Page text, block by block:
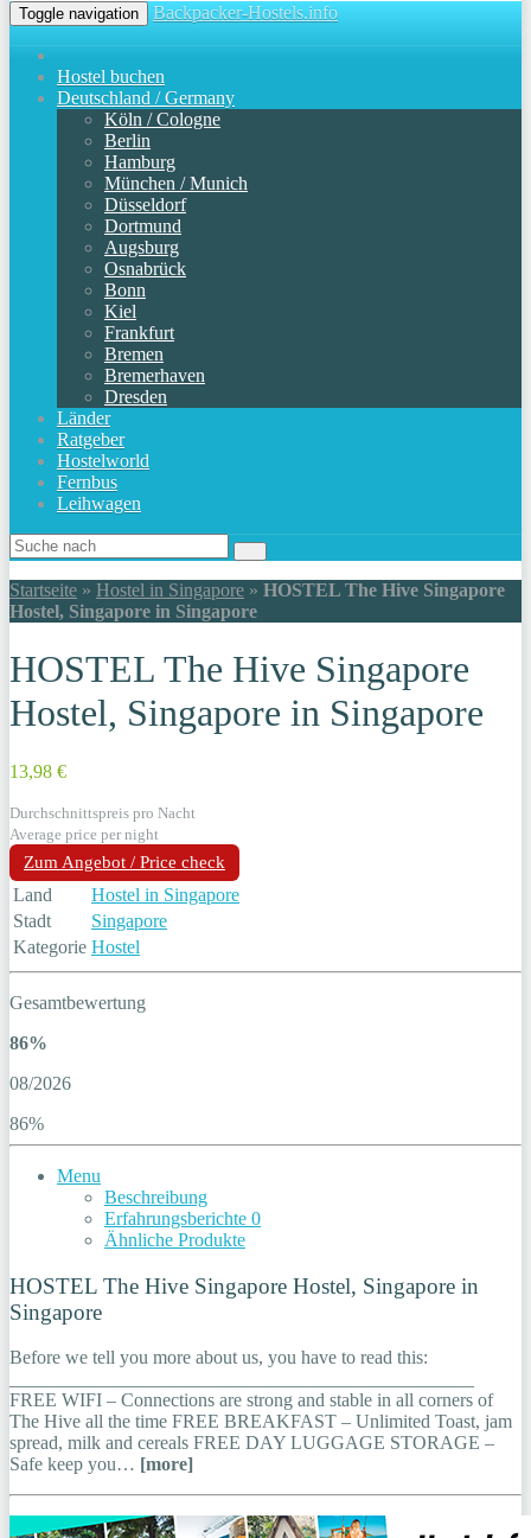
Toggle navigation Backpacker-Hostels.info
Hostel buchen
Deutschland / Germany
Köln / Cologne
Berlin
Hamburg
München / Munich
Düsseldorf
Dortmund
Augsburg
Osnabrück
Bonn
Kiel
Frankfurt
Bremen
Bremerhaven
Dresden
Länder
Ratgeber
Hostelworld
Fernbus
Leihwagen
Startseite » Hostel in Singapore » HOSTEL The Hive Singapore
Hostel, Singapore in Singapore
HOSTEL The Hive Singapore
Hostel, Singapore in Singapore
13,98 €
Durchschnittspreis pro Nacht
Average price per night
Zum Angebot / Price check
Land
Hostel in Singapore
Stadt
Singapore
Kategorie Hostel
Gesamtbewertung
86%
08/2026
86%
Menu
Beschreibung
Erfahrungsberichte 0
Ähnliche Produkte
HOSTEL The Hive Singapore Hostel, Singapore in
Singapore
Before we tell you more about us, you have to read this:
FREE WIFI – Connections are strong and stable in all corners of
The Hive all the time FREE BREAKFAST – Unlimited Toast, jam
spread, milk and cereals FREE DAY LUGGAGE STORAGE –
Safe keep you… [more]